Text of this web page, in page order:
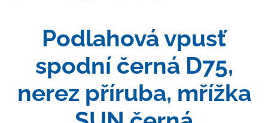
Podlahová vpusť
spodní černá D75,
nerez příruba, mřížka